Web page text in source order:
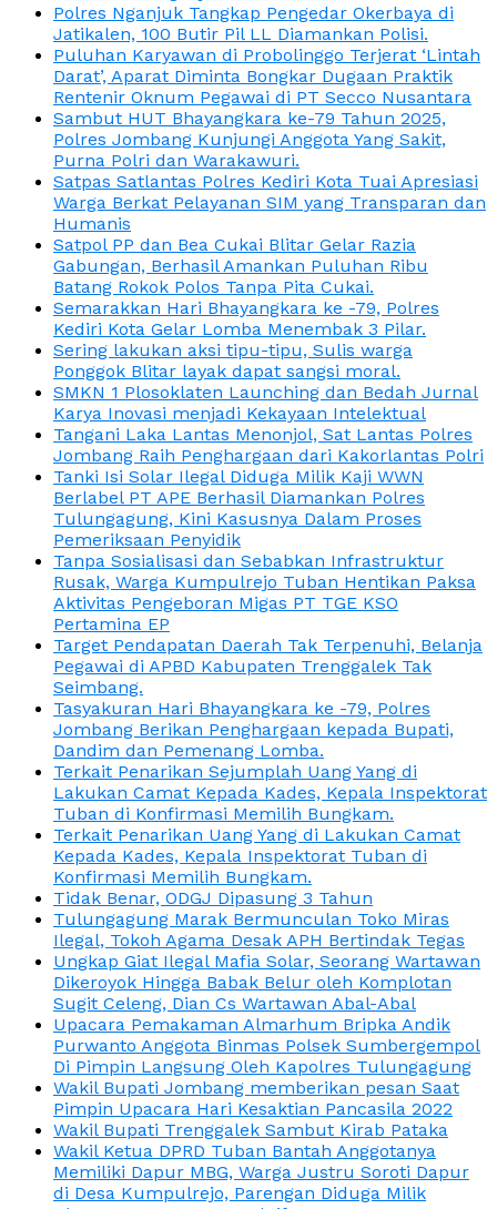
Polres Nganjuk Tangkap Pengedar Okerbaya di
Jatikalen, 100 Butir Pil LL Diamankan Polisi.
Puluhan Karyawan di Probolinggo Terjerat ‘Lintah
Darat’, Aparat Diminta Bongkar Dugaan Praktik
Rentenir Oknum Pegawai di PT Secco Nusantara
Sambut HUT Bhayangkara ke-79 Tahun 2025,
Polres Jombang Kunjungi Anggota Yang Sakit,
Purna Polri dan Warakawuri.
Satpas Satlantas Polres Kediri Kota Tuai Apresiasi
Warga Berkat Pelayanan SIM yang Transparan dan
Humanis
Satpol PP dan Bea Cukai Blitar Gelar Razia
Gabungan, Berhasil Amankan Puluhan Ribu
Batang Rokok Polos Tanpa Pita Cukai.
Semarakkan Hari Bhayangkara ke -79, Polres
Kediri Kota Gelar Lomba Menembak 3 Pilar.
Sering lakukan aksi tipu-tipu, Sulis warga
Ponggok Blitar layak dapat sangsi moral.
SMKN 1 Plosoklaten Launching dan Bedah Jurnal
Karya Inovasi menjadi Kekayaan Intelektual
Tangani Laka Lantas Menonjol, Sat Lantas Polres
Jombang Raih Penghargaan dari Kakorlantas Polri
Tanki Isi Solar Ilegal Diduga Milik Kaji WWN
Berlabel PT APE Berhasil Diamankan Polres
Tulungagung, Kini Kasusnya Dalam Proses
Pemeriksaan Penyidik
Tanpa Sosialisasi dan Sebabkan Infrastruktur
Rusak, Warga Kumpulrejo Tuban Hentikan Paksa
Aktivitas Pengeboran Migas PT TGE KSO
Pertamina EP
Target Pendapatan Daerah Tak Terpenuhi, Belanja
Pegawai di APBD Kabupaten Trenggalek Tak
Seimbang.
Tasyakuran Hari Bhayangkara ke -79, Polres
Jombang Berikan Penghargaan kepada Bupati,
Dandim dan Pemenang Lomba.
Terkait Penarikan Sejumplah Uang Yang di
Lakukan Camat Kepada Kades, Kepala Inspektorat
Tuban di Konfirmasi Memilih Bungkam.
Terkait Penarikan Uang Yang di Lakukan Camat
Kepada Kades, Kepala Inspektorat Tuban di
Konfirmasi Memilih Bungkam.
Tidak Benar, ODGJ Dipasung 3 Tahun
Tulungagung Marak Bermunculan Toko Miras
Ilegal, Tokoh Agama Desak APH Bertindak Tegas
Ungkap Giat Ilegal Mafia Solar, Seorang Wartawan
Dikeroyok Hingga Babak Belur oleh Komplotan
Sugit Celeng, Dian Cs Wartawan Abal-Abal
Upacara Pemakaman Almarhum Bripka Andik
Purwanto Anggota Binmas Polsek Sumbergempol
Di Pimpin Langsung Oleh Kapolres Tulungagung
Wakil Bupati Jombang memberikan pesan Saat
Pimpin Upacara Hari Kesaktian Pancasila 2022
Wakil Bupati Trenggalek Sambut Kirab Pataka
Wakil Ketua DPRD Tuban Bantah Anggotanya
Memiliki Dapur MBG, Warga Justru Soroti Dapur
di Desa Kumpulrejo, Parengan Diduga Milik